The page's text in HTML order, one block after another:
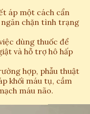
áp một cách cẩn
chặn tình trạng
dùng thuốc để
và hỗ trợ hô hấp
hợp, phẫu thuật
khối máu tụ, cầm
máu não.